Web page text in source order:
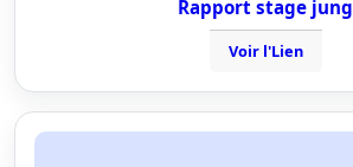
Rapport stage jung
Voir l'Lien